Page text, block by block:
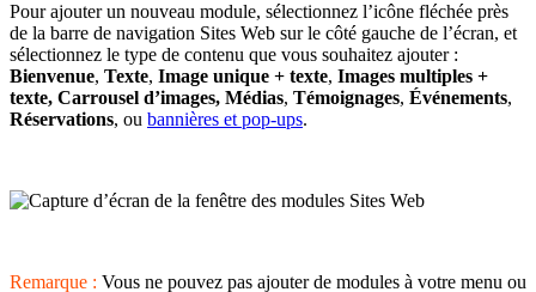
Pour ajouter un nouveau module, sélectionnez l’icône fléchée près
de la barre de navigation Sites Web sur le côté gauche de l’écran, et
sélectionnez le type de contenu que vous souhaitez ajouter :
Bienvenue, Texte, Image unique + texte, Images multiples +
texte, Carrousel d’images, Médias, Témoignages, Événements,
Réservations, ou bannières et pop-ups.
Remarque : Vous ne pouvez pas ajouter de modules à votre menu ou